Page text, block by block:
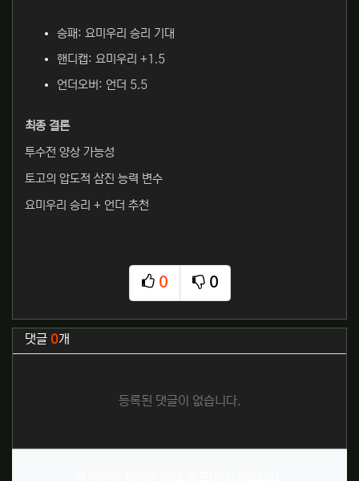
승패: 요미우리 승리 기대
핸디캡: 요미우리 +1.5
언더오버: 언더 5.5
최종 결론
투수전 양상 가능성
토고의 압도적 삼진 능력 변수
요미우리 승리 + 언더 추천
0
추천
0
비추천
관련자료
댓글 0개
등록된 댓글이 없습니다.